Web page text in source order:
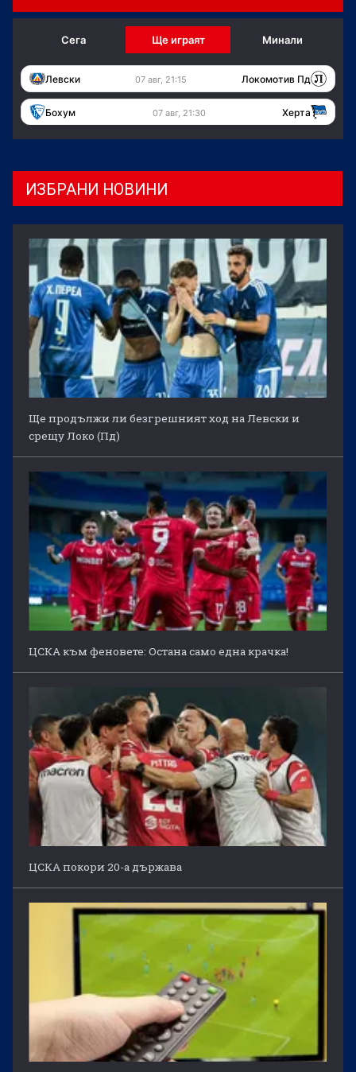
Сега Ще играят Минали
Левски 07 авг, 21:15 Локомотив Пд
Бохум 07 авг, 21:30 Херта
ИЗБРАНИ НОВИНИ
Ще продължи ли безгрешният ход на Левски и
срещу Локо (Пд)
ЦСКА към феновете: Остана само една крачка!
ЦСКА покори 20-а държава